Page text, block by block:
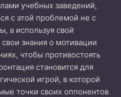
учебных заведений,
с этой проблемой не с
а используя свой
знания о мотивации
чтобы противостоять
становится для
игрой, в которой
точки своих оппонентов